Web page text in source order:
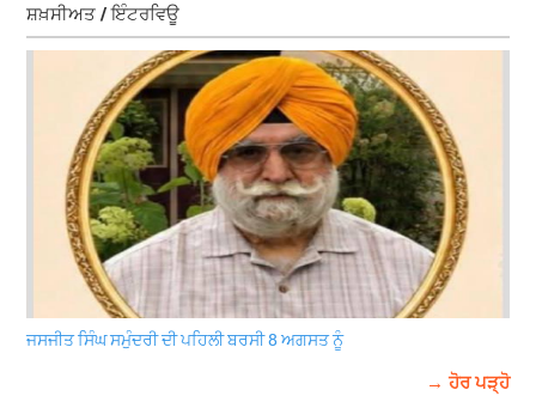
ਸ਼ਖ਼ਸੀਅਤ / ਇੰਟਰਵਿਊ
ਜਸਜੀਤ ਸਿੰਘ ਸਮੁੰਦਰੀ ਦੀ ਪਹਿਲੀ ਬਰਸੀ 8 ਅਗਸਤ ਨੂੰ
→ ਹੋਰ ਪੜ੍ਹੋ